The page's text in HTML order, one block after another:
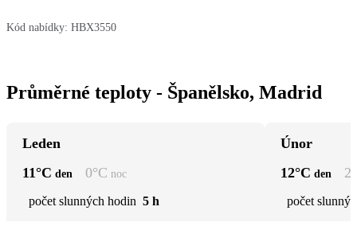
Kód nabídky: HBX3550
Průměrné teploty - Španělsko, Madrid
Leden
11°C den 0°C noc
počet slunných hodin 5 h
Únor
12°C den 2
počet